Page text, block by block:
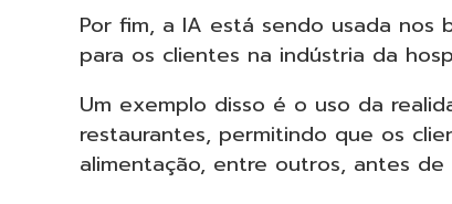
Por fim, a IA está sendo usada nos
para os clientes na indústria da
Um exemplo disso é o uso da
restaurantes, permitindo que os
alimentação, entre outros, antes de